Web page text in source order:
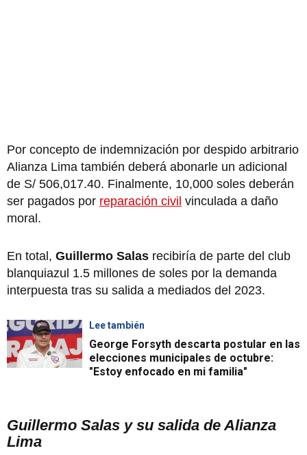
Por concepto de indemnización por despido arbitrario
Alianza Lima también deberá abonarle un adicional
de S/ 506,017.40. Finalmente, 10,000 soles deberán
ser pagados por reparación civil vinculada a daño
moral.
En total, Guillermo Salas recibiría de parte del club
blanquiazul 1.5 millones de soles por la demanda
interpuesta tras su salida a mediados del 2023.
Lee también
George Forsyth descarta postular en las
elecciones municipales de octubre:
"Estoy enfocado en mi familia"
Guillermo Salas y su salida de Alianza
Lima